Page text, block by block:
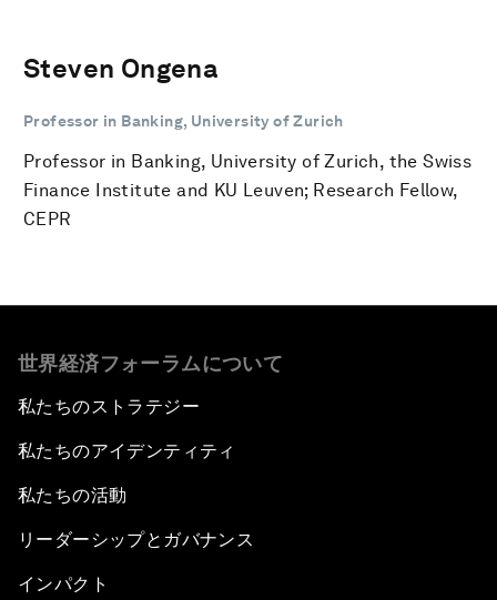
Steven Ongena
Professor in Banking, University of Zurich
Professor in Banking, University of Zurich, the Swiss
Finance Institute and KU Leuven; Research Fellow,
CEPR
世界経済フォーラムについて
私たちのストラテジー
私たちのアイデンティティ
私たちの活動
リーダーシップとガバナンス
インパクト